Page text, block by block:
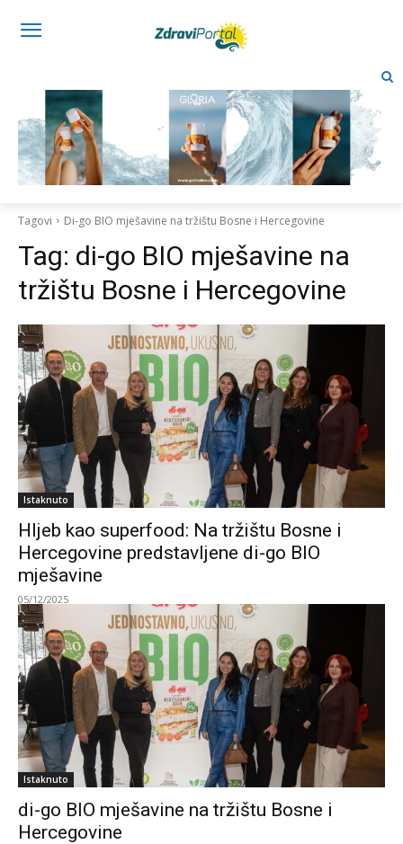
Tagovi Di-go BIO mješavine na tržištu Bosne i Hercegovine
Tag: di-go BIO mješavine na
tržištu Bosne i Hercegovine
Istaknuto
Hljeb kao superfood: Na tržištu Bosne i
Hercegovine predstavljene di-go BIO
mješavine
05/12/2025
Istaknuto
di-go BIO mješavine na tržištu Bosne i
Hercegovine